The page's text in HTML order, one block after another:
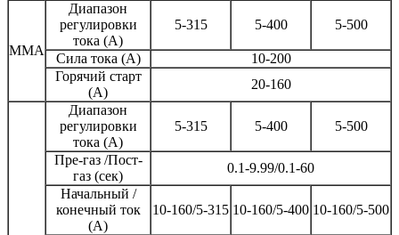
MMA
Диапазон
регулировки
тока (A)
5-315 5-400 5-500
Сила тока (A)
10-200
Горячий старт
(A)
20-160
Диапазон
регулировки
тока (A)
5-315 5-400 5-500
Пре-газ /Пост-
газ (сек)
0.1-9.99/0.1-60
Начальный /
конечный ток
(A)
10-160/5-315 10-160/5-400 10-160/5-500